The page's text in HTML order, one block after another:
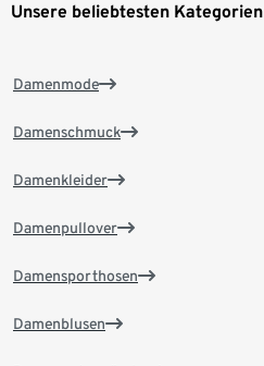
Unsere beliebtesten Kategorien
Damenmode
Damenschmuck
Damenkleider
Damenpullover
Damensporthosen
Damenblusen